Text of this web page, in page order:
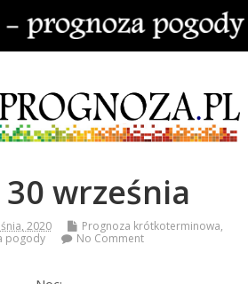
września
2020 Prognoza krótkoterminowa,
pogody
No Comment